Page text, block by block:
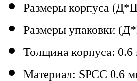
Размеры корпуса
Размеры упаковки
Толщина корпуса:
Материал: SPCC 0.6